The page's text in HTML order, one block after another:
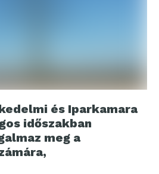
és Iparkamara
időszakban
meg a